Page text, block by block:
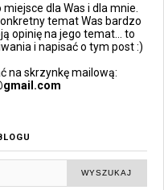
dla Was i dla mnie.
temat Was bardzo
opinię na jego temat... to
i napisać o tym post :)
na skrzynkę mailową: